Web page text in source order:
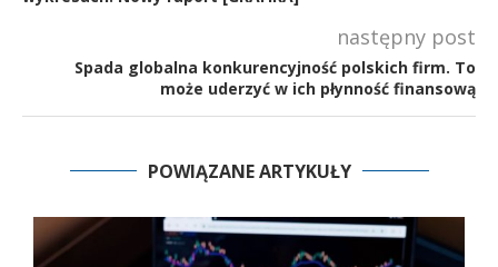
następny post
Spada globalna konkurencyjność polskich firm. To
może uderzyć w ich płynność finansową
POWIĄZANE ARTYKUŁY